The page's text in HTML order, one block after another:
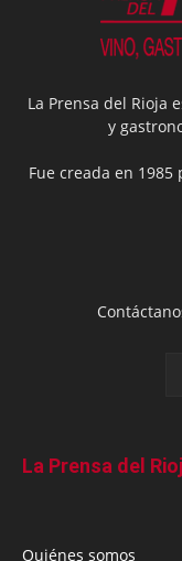
La Prensa del Rioja
y
Fue creada en
La Prensa del
Quiénes somos